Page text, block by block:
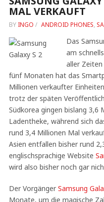
MAL VERKAUFT
BY INGO / ANDROID PHONES,
Das
am
aller Zeiten
fünf Monaten hat das
Millionen verkaufter
trotz der späten
Südkorea gingen bislang 3,6
Ladentheke, während sich
rund 3,4 Millionen Mal
Asien entfallen bisher rund
englischsprachige Website
wird also bisher noch gar
Der Vorgänger Samsung
Monate, um die magische